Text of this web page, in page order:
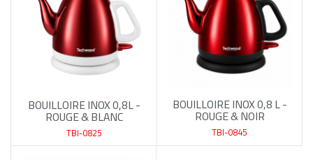
BOUILLOIRE INOX 0,8L -
ROUGE & BLANC
TBI-0825
BOUILLOIRE INOX 0,8 L -
ROUGE & NOIR
TBI-0845